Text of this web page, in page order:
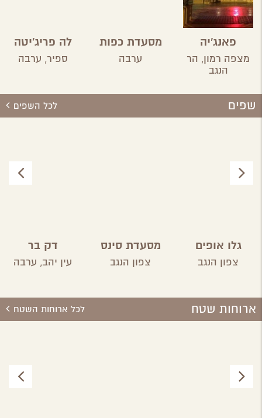
פאנג'יה
מצפה רמון, הר
הנגב
מסעדת כפות
תמרים
ערבה
לה פריג'יטה
ספיר, ערבה
שפים לכל השפים
גלו אופים
אהבה במדבר
צפון הנגב
מסעדת סינס
צפון הנגב
דק בר
עין יהב, ערבה
ארוחות שטח לכל ארוחות השטח